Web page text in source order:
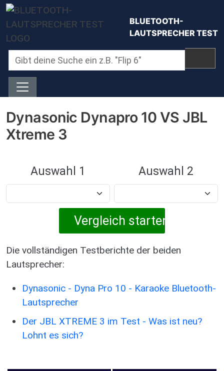
Direkt zum Inhalt
BLUETOOTH-
LAUTSPRECHER TEST
Dynasonic Dynapro 10 VS JBL
Xtreme 3
Auswahl 1 Auswahl 2
Die vollständigen Testberichte der beiden
Lautsprecher:
Dynasonic - Dyna Pro 10 - Karaoke Bluetooth-
Lautsprecher
Der JBL XTREME 3 im Test - Was ist neu?
Lohnt es sich?